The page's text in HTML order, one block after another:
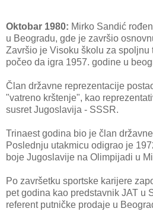
Oktobar 1980: Mirko Sandić
u Beogradu, gde je završio
Završio je Visoku školu za spoljnu
počeo da igra 1957. godine u
Član državne reprezentacije
"vatreno krštenje", kao
susret Jugoslavija - SSSR.
Trinaest godina bio je član
Poslednju utakmicu odigrao je
boje Jugoslavije na Olimpijadi u
Po završetku sportske karijere
pet godina kao predstavnik JAT u
referent putničke prodaje u